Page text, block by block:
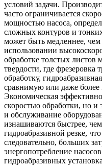
условий задачи.
часто ограничивается
мощностью насоса,
сложных контуров и
может быть медленнее,
использовании
обработке толстых листов
твердости, где фрезеровка
обработку,
сравнимую или даже более
Экономическая
скоростью обработки, но и
и обслуживание
изнашиваются быстрее,
гидроабразивной резке,
следовательно, больших
энергопотребление
гидроабразивных